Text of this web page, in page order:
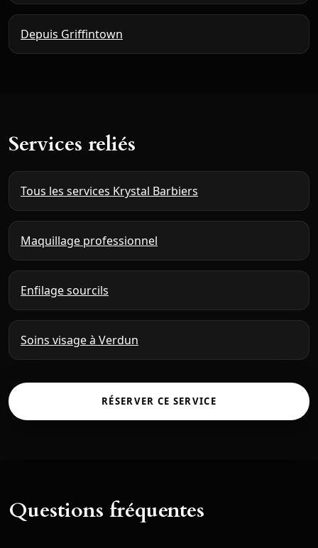
Depuis Griffintown
Services reliés
Tous les services Krystal Barbiers
Maquillage professionnel
Enfilage sourcils
Soins visage à Verdun
RÉSERVER CE SERVICE
Questions fréquentes